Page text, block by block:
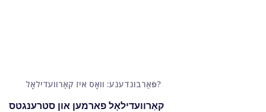
פֿאַרבונדענע: וואָס איז קאַרוועדילאָל?
קאַרוועדילאָל פארמען און סטרענגטס